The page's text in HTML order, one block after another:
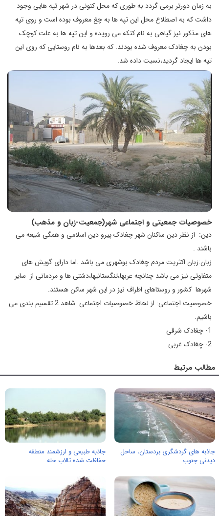
به زمان دورتر برمی گردد به طوری که محل کنونی در شهر تپه هایی وجود
داشت که به اصطلاع محل این تپه ها به چغ معروف بوده است و روی تپه
های مذکور نیز گیاهی به نام کتکه می رویده و این تپه ها به علت کوچک
بودن به چغادک معروف شده بودند. که بعدها به نام روستایی که روی این
تپه ها ایجاد گردید،نسبت داده شد.
خصوصیات جمعیتی و اجتماعی شهر(جمعیت-زبان و مذهب)
دین: از نظر دین ساکنان شهر چغادک پیرو دین اسلامی و همگی شیعه می
باشند .
زبان:زبان اکثریت مردم چغادک بوشهری می باشد .اما دارای گویش های
متفاوتی نیز می باشد چنانچه عربها،تنگستانیها،دشتی ها و مردمانی از سایر
شهرها کشور و روستاهای اطراف نیز در این شهر ساکن هستند.
خصوصیت اجتماعی: از لحاظ خصوصیات اجتماعی شاهد 2 تقسیم بندی می
باشیم.
1- چغادک شرقی
2- چغادک غربی
مطالب مرتبط
جاذبه های گردشگری بردستان، ساحل
دیدنی جنوب
جاذبه طبیعی و ارزشمند منطقه
حفاظت شده تالاب حله